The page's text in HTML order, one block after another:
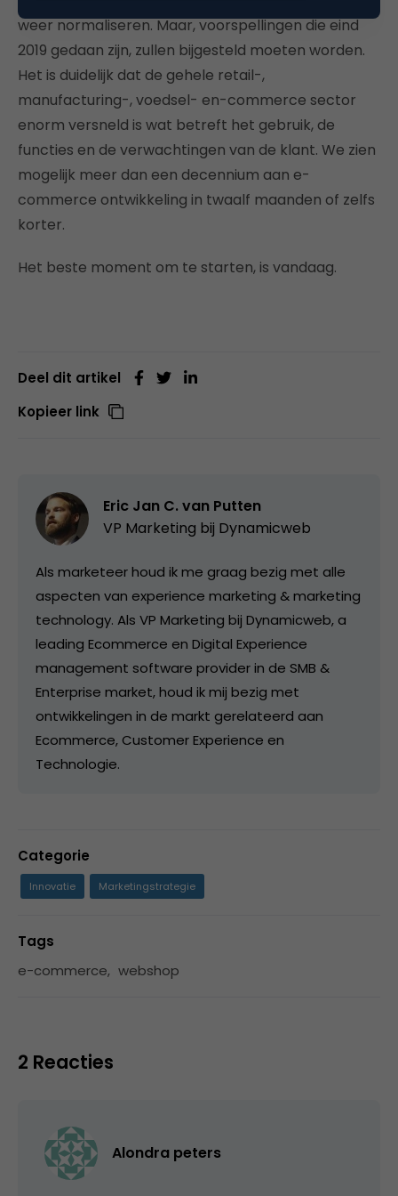
weer normaliseren. Maar, voorspellingen die eind
2019 gedaan zijn, zullen bijgesteld moeten worden.
Het is duidelijk dat de gehele retail-,
manufacturing-, voedsel- en-commerce sector
enorm versneld is wat betreft het gebruik, de
functies en de verwachtingen van de klant. We zien
mogelijk meer dan een decennium aan e-
commerce ontwikkeling in twaalf maanden of zelfs
korter.
Het beste moment om te starten, is vandaag.
Deel dit artikel
Kopieer link
Eric Jan C. van Putten
VP Marketing bij Dynamicweb
Als marketeer houd ik me graag bezig met alle
aspecten van experience marketing & marketing
technology. Als VP Marketing bij Dynamicweb, a
leading Ecommerce en Digital Experience
management software provider in de SMB &
Enterprise market, houd ik mij bezig met
ontwikkelingen in de markt gerelateerd aan
Ecommerce, Customer Experience en
Technologie.
Categorie
Innovatie Marketingstrategie
Tags
e-commerce, webshop
2 Reacties
Alondra peters